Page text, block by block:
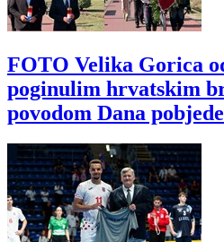
FOTO Velika Gorica
poginulim hrvatskim
povodom Dana pobjede